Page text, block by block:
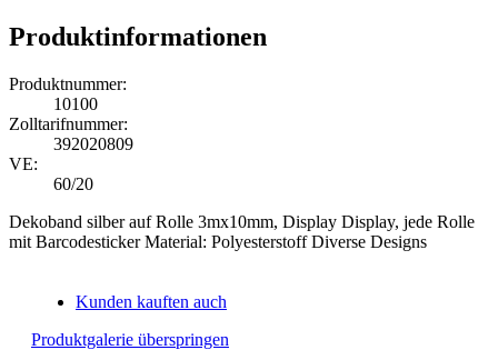
Produktinformationen
Produktnummer:
10100
Zolltarifnummer:
392020809
VE:
60/20
Dekoband silber auf Rolle 3mx10mm, Display Display, jede Rolle
mit Barcodesticker Material: Polyesterstoff Diverse Designs
Kunden kauften auch
Produktgalerie überspringen